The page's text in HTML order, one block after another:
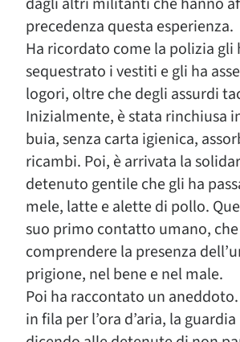
precedenza questa esperienza.
Ha ricordato come la polizia gli
sequestrato i vestiti e gli ha
logori, oltre che degli assurdi
Inizialmente, è stata rinchiusa
buia, senza carta igienica,
ricambi. Poi, è arrivata la
detenuto gentile che gli ha
mele, latte e alette di pollo.
suo primo contatto umano,
comprendere la presenza
prigione, nel bene e nel male.
Poi ha raccontato un
in fila per l’ora d’aria, la